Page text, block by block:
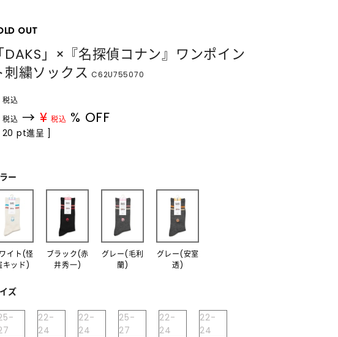
OUT
「DAKS」×『名探偵コナン』ワンポイン
刺繍ソックス C62U755070
税込
税込 → ¥ 税込 % OFF
20 pt進呈 ]
ー
イト(怪
キッド)
ブラック(赤
井秀一)
グレー(毛利
蘭)
グレー(安室
透)
ズ
22-
24
22-
24
25-
27
22-
24
22-
24